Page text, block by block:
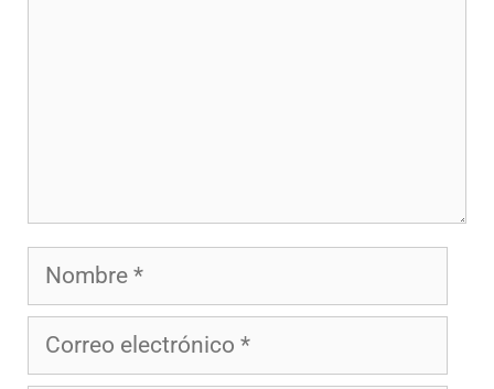
Nombre
Correo
electrónico